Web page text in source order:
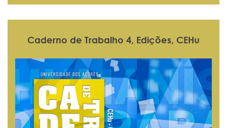
Caderno de Trabalho 4, Edições, CEHu